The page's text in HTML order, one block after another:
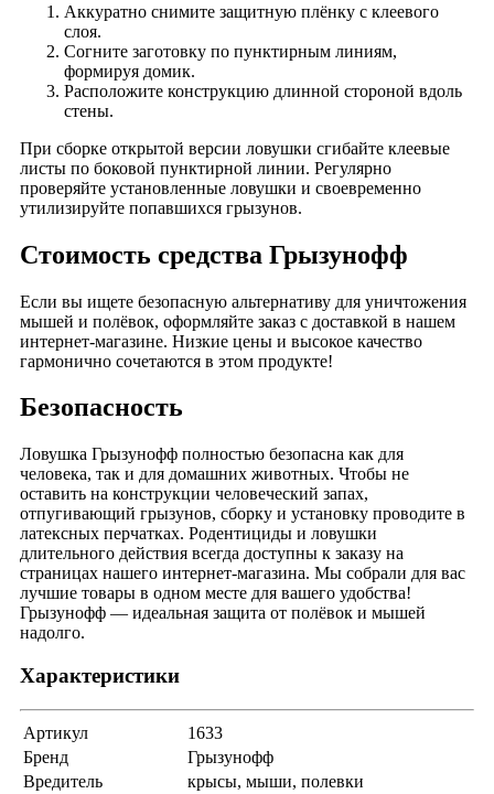
Аккуратно снимите защитную плёнку с клеевого
слоя.
Согните заготовку по пунктирным линиям,
формируя домик.
Расположите конструкцию длинной стороной вдоль
стены.
При сборке открытой версии ловушки сгибайте клеевые
листы по боковой пунктирной линии. Регулярно
проверяйте установленные ловушки и своевременно
утилизируйте попавшихся грызунов.
Стоимость средства Грызунофф
Если вы ищете безопасную альтернативу для уничтожения
мышей и полёвок, оформляйте заказ с доставкой в нашем
интернет-магазине. Низкие цены и высокое качество
гармонично сочетаются в этом продукте!
Безопасность
Ловушка Грызунофф полностью безопасна как для
человека, так и для домашних животных. Чтобы не
оставить на конструкции человеческий запах,
отпугивающий грызунов, сборку и установку проводите в
латексных перчатках. Родентициды и ловушки
длительного действия всегда доступны к заказу на
страницах нашего интернет-магазина. Мы собрали для вас
лучшие товары в одном месте для вашего удобства!
Грызунофф — идеальная защита от полёвок и мышей
надолго.
Характеристики
Артикул
1633
Бренд
Грызунофф
Вредитель
крысы, мыши, полевки